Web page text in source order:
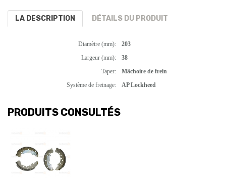
LA DESCRIPTION DÉTAILS DU PRODUIT
Diamètre (mm):
203
Largeur (mm):
38
Taper:
Mâchoire de frein
Système de freinage:
AP Lockheed
PRODUITS CONSULTÉS